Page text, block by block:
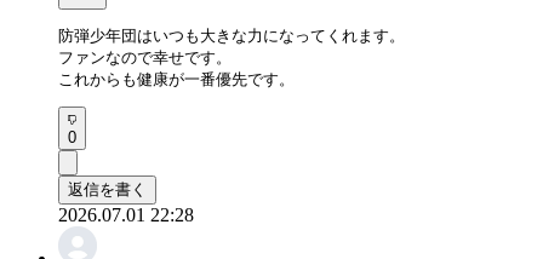
防弾少年団はいつも大きな力になってくれます。
ファンなので幸せです。
これからも健康が一番優先です。
0
返信を書く
2026.07.01 22:28